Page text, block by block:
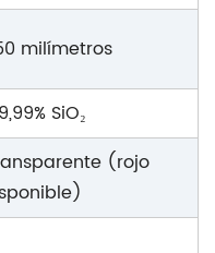
milímetros
SiO₂
(rojo